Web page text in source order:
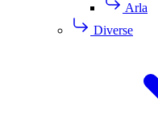
Arla
Diverse